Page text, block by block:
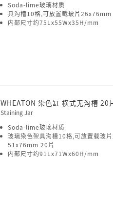
Soda-lime玻璃材质
具沟槽10格,可放置载玻片26x76mm
内部尺寸约75Lx55Wx35H/mm
WHEATON 染色缸 横式无沟槽 20
Staining Jar
Soda-lime玻璃材质
玻璃染色架具沟槽10格,可放置载玻
51x76mm 20片
内部尺寸约91Lx71Wx60H/mm